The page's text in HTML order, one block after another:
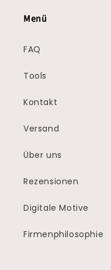
Menü
FAQ
Tools
Kontakt
Versand
Über uns
Rezensionen
Digitale Motive
Firmenphilosophie